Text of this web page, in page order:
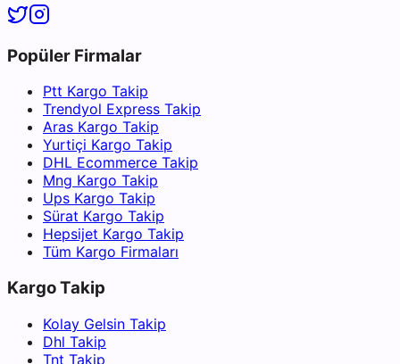
Popüler Firmalar
Ptt Kargo Takip
Trendyol Express Takip
Aras Kargo Takip
Yurtiçi Kargo Takip
DHL Ecommerce Takip
Mng Kargo Takip
Ups Kargo Takip
Sürat Kargo Takip
Hepsijet Kargo Takip
Tüm Kargo Firmaları
Kargo Takip
Kolay Gelsin Takip
Dhl Takip
Tnt Takip